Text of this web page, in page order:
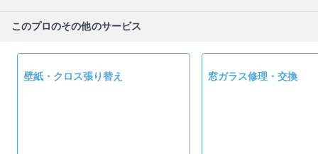
このプロのその他のサービス
壁紙・クロス張り替え 窓ガラス修理・交換